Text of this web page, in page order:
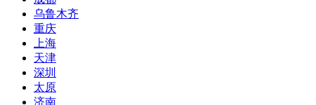
乌鲁木齐
重庆
上海
天津
深圳
太原
济南